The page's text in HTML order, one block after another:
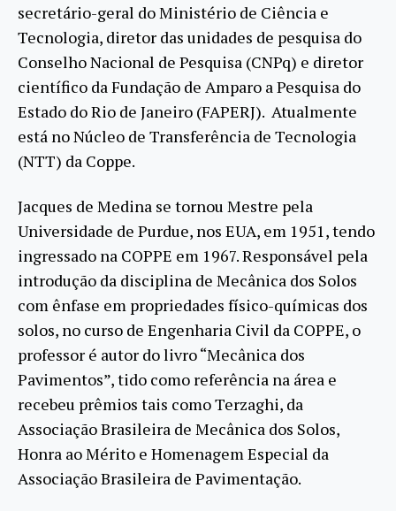
secretário-geral do Ministério de Ciência e
Tecnologia, diretor das unidades de pesquisa do
Conselho Nacional de Pesquisa (CNPq) e diretor
científico da Fundação de Amparo a Pesquisa do
Estado do Rio de Janeiro (FAPERJ). Atualmente
está no Núcleo de Transferência de Tecnologia
(NTT) da Coppe.
Jacques de Medina se tornou Mestre pela
Universidade de Purdue, nos EUA, em 1951, tendo
ingressado na COPPE em 1967. Responsável pela
introdução da disciplina de Mecânica dos Solos
com ênfase em propriedades físico-químicas dos
solos, no curso de Engenharia Civil da COPPE, o
professor é autor do livro “Mecânica dos
Pavimentos”, tido como referência na área e
recebeu prêmios tais como Terzaghi, da
Associação Brasileira de Mecânica dos Solos,
Honra ao Mérito e Homenagem Especial da
Associação Brasileira de Pavimentação.